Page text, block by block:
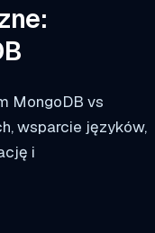
MongoDB vs
wsparcie języków,
i